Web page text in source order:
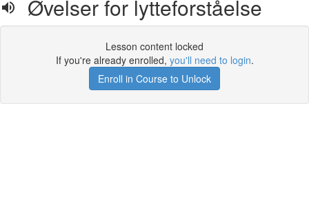
Øvelser for lytteforståelse
Lesson content locked
If you're already enrolled, you'll need to login.
Enroll in Course to Unlock